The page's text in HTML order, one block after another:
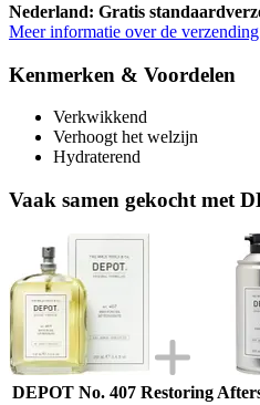
Nederland: Gratis
Meer informatie over de
Kenmerken & Voordelen
Verkwikkend
Verhoogt het welzijn
Hydraterend
Vaak samen gekocht met
DEPOT No. 407 Restoring